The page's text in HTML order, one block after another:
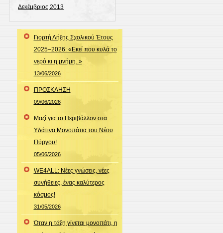
Δεκέμβριος 2013
Γιορτή Λήξης Σχολικού Έτους
2025–2026: «Εκεί που κυλά το
νερό κι η μνήμη..»
13/06/2026
ΠΡΟΣΚΛΗΣΗ
09/06/2026
Μαζί για το Περιβάλλον στα
Υδάτινα Μονοπάτια του Νέου
Πύργου!
05/06/2026
WE4ALL: Νέες γνώσεις, νέες
συνήθειες, ένας καλύτερος
κόσμος!
31/05/2026
Όταν η τάξη γίνεται μονοπάτι, η